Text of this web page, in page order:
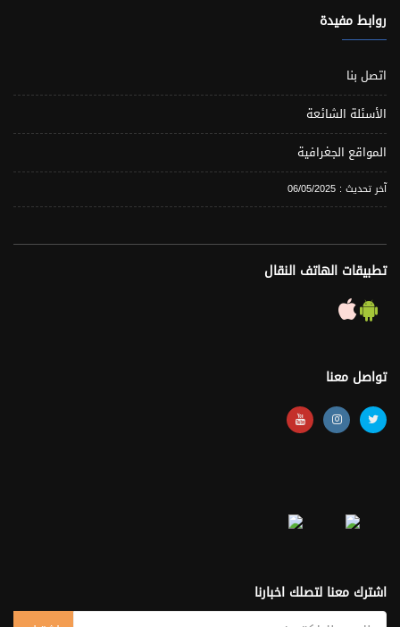
روابط مفيدة
اتصل بنا
الأسئلة الشائعة
المواقع الجغرافية
آخر تحديث : 06/05/2025
تطبيقات الهاتف النقال
تواصل معنا
اشترك معنا لتصلك اخبارنا